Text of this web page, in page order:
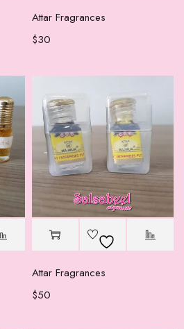
Attar Fragrances
$30
Attar Fragrances
$50